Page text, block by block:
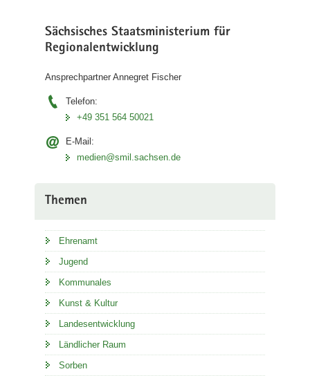
Sächsisches Staatsministerium für
Regionalentwicklung
Ansprechpartner Annegret Fischer
Telefon:
+49 351 564 50021
E-Mail:
medien@smil.sachsen.de
Themen
Ehrenamt
Jugend
Kommunales
Kunst & Kultur
Landesentwicklung
Ländlicher Raum
Sorben